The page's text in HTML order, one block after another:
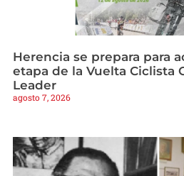
Herencia se prepara para
etapa de la Vuelta Ciclista
Leader
agosto 7, 2026